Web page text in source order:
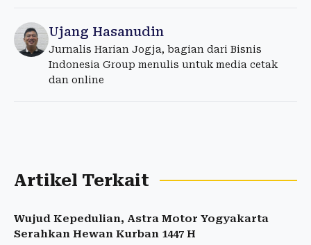
Ujang Hasanudin
Jurnalis Harian Jogja, bagian dari Bisnis
Indonesia Group menulis untuk media cetak
dan online
Artikel Terkait
Wujud Kepedulian, Astra Motor Yogyakarta
Serahkan Hewan Kurban 1447 H